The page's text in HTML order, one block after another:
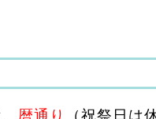
暦通り
（祝祭日は